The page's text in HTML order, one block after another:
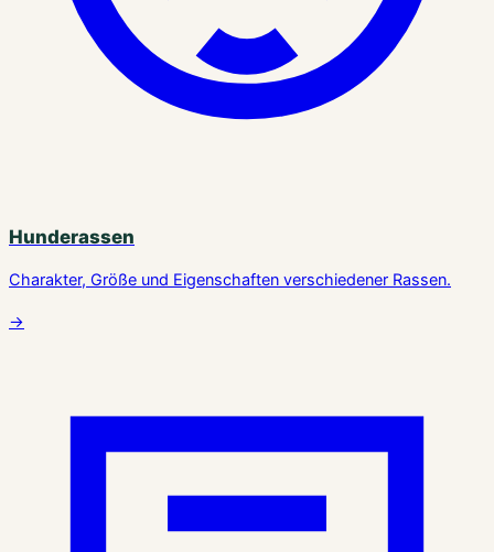
Hunderassen
Charakter, Größe und Eigenschaften verschiedener Rassen.
→